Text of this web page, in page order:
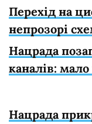
Перехід на
непрозорі
Нацрада
каналів:
Нацрада